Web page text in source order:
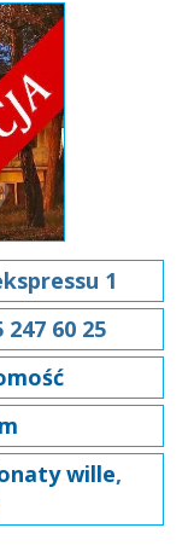
1
60 25
wille,